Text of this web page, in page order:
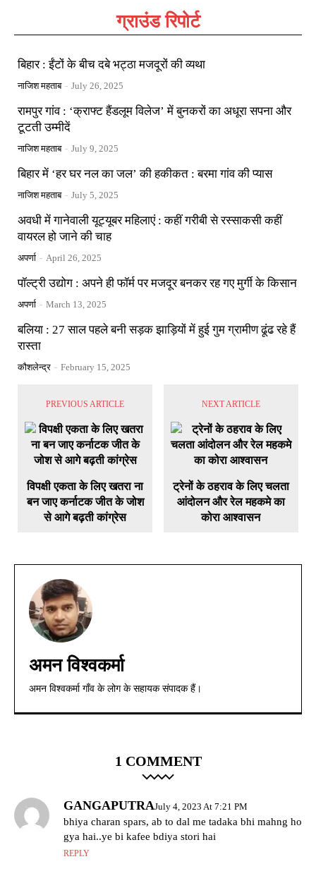
ग्राउंड रिपोर्ट
बिहार : ईंटों के बीच दबे भट्ठा मजदूरों की व्यथा
नाजिश महताब - July 26, 2025
रामपुर गांव : ‘क्राफ्ट हैंडलूम विलेज’ में बुनकरों का अधूरा सपना और
टूटती उम्मीदें
नाजिश महताब - July 9, 2025
बिहार में ‘हर घर नल का जल’ की हकीकत : बरमा गांव की प्यास
नाजिश महताब - July 5, 2025
अवधी में गानेवाली यूट्यूबर महिलाएं : कहीं गरीबी से रस्साकसी कहीं
वायरल हो जाने की चाह
अपर्णा - April 26, 2025
पॉल्ट्री उद्योग : अपने ही फॉर्म पर मजदूर बनकर रह गए मुर्गी के किसान
अपर्णा - March 13, 2025
बलिया : 27 साल पहले बनी सड़क झाड़ियों में हुई गुम ग्रामीण ढूंढ रहे हैं
रास्ता
कौशलेन्द्र - February 15, 2025
PREVIOUS ARTICLE
विपक्षी एकता के लिए खतरा ना
बन जाए कर्नाटक जीत के जोश
से आगे बढ़ती कांग्रेस
NEXT ARTICLE
ट्रेनों के ठहराव के लिए चलता
आंदोलन और रेल महकमे का
कोरा आश्वासन
अमन विश्वकर्मा
अमन विश्वकर्मा गाँव के लोग के सहायक संपादक हैं।
1 COMMENT
GANGAPUTRAJuly 4, 2023 At 7:21 PM
bhiya charan spars, ab to dal me tadaka bhi mahng ho
gya hai..ye bi kafee bdiya stori hai
REPLY